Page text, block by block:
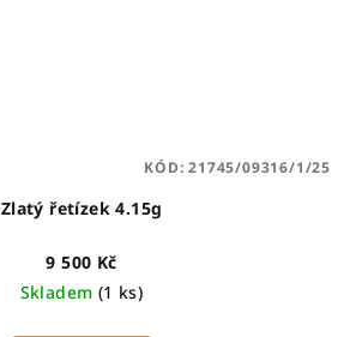
Zlatý řetízek 4.15g
9 500 Kč
Skladem (1 ks)
KÓD:21745/09316/1/25